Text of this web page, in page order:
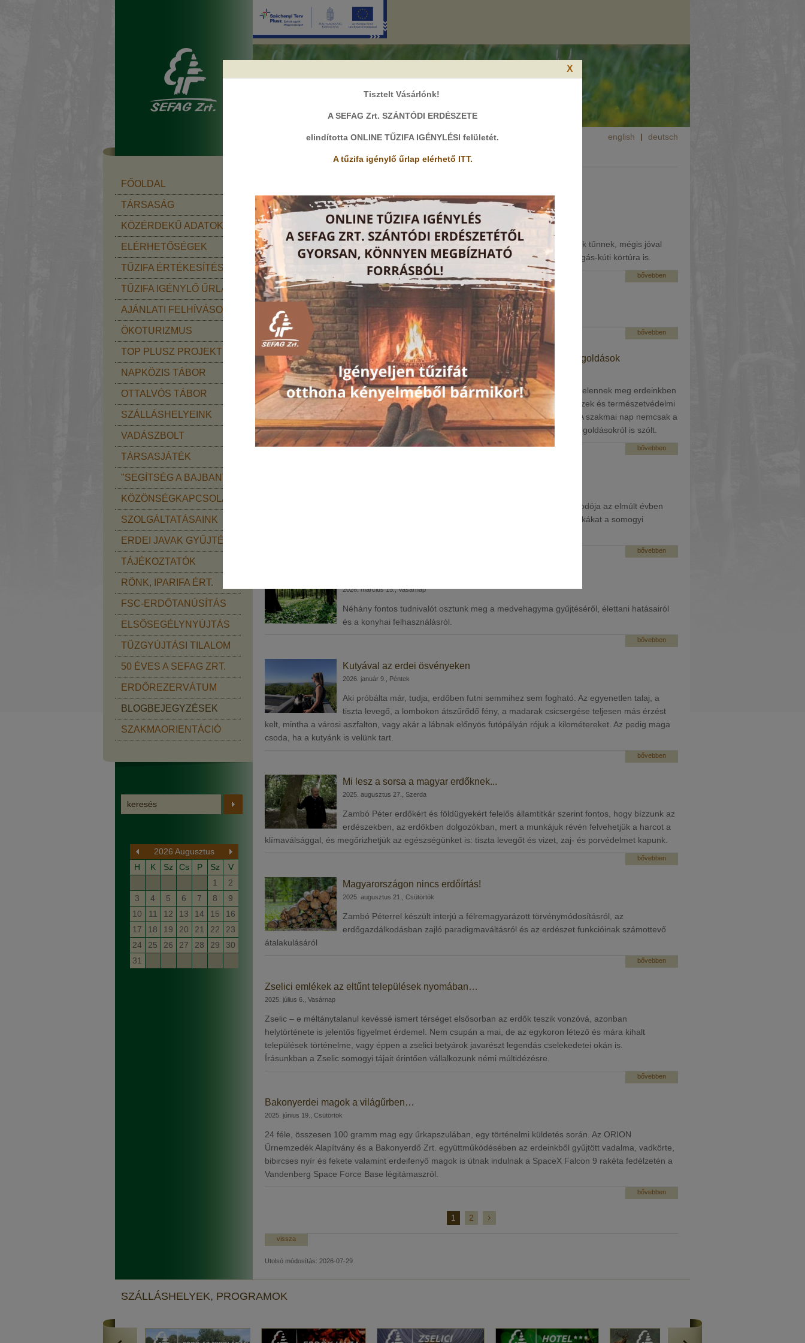
FŐOLDAL
TÁRSASÁG
KÖZÉRDEKŰ ADATOK
ELÉRHETŐSÉGEK
TŰZIFA ÉRTÉKESÍTÉS
TŰZIFA IGÉNYLŐ ŰRLAP
AJÁNLATI FELHÍVÁSOK
ÖKOTURIZMUS
TOP PLUSZ PROJEKT
NAPKÖZIS TÁBOR
OTTALVÓS TÁBOR
SZÁLLÁSHELYEINK
VADÁSZBOLT
TÁRSASJÁTÉK
"SEGÍTSÉG A BAJBAN"
KÖZÖNSÉGKAPCSOLAT
SZOLGÁLTATÁSAINK
ERDEI JAVAK GYŰJTÉSE
TÁJÉKOZTATÓK
RÖNK, IPARIFA ÉRT.
FSC-ERDŐTANÚSÍTÁS
ELSŐSEGÉLYNYÚJTÁS
TŰZGYÚJTÁSI TILALOM
50 ÉVES A SEFAG ZRT.
ERDŐREZERVÁTUM
BLOGBEJEGYZÉSEK
SZAKMAORIENTÁCIÓ
2026 Augusztus
H
K Sz Cs P Sz
V
1
2
3
4 5 6 7 8
9
10
11 12 13 14 15
16
17
18 19 20 21 22
23
24
25 26 27 28 29
30
31
english deutsch
BLOGBEJEGYZÉSEK
A Zselici erdő rejtett kincse – a Dugás-kúti körtúra nyomában
2026. július 29., Szerda
A Zselic erdeiben vannak helyek, amelyek első pillantásra egyszerű kirándulóhelynek tűnnek, mégis jóval
többet adnak egy kellemes sétánál. Ilyen a Zselici Csillagpark területén található Dugás-kúti körtúra is.
bővebben
Minden fa értékes!
2026. július 13., Hétfő
bővebben
ÚJKELETŰ ERDŐKÁROK TÖLGYES ERDEINKEBEN - a jelenség és megoldások
2026. június 19., Péntek
Az elmúlt évek aszályos időjárása és a klímaváltozás hatásai egyre markánsabban jelennek meg erdeinkben
is. A Külső-Somogy tölgyeseiben tapasztalható új erdőkárok kapcsán kutatók, erdészek és természetvédelmi
szakemberek közösen keresték a válaszokat a SEFAG Zrt. Szántódi Erdészeténél. A szakmai nap nemcsak a
problémák feltárásáról, hanem a jövő erdeinek alkalmazkodóképességét erősítő megoldásokról is szólt.
bővebben
A SEFAG Zrt., hazánk egyik meghatározó erdő- és vadgazdálkodója az elmúlt évben
közel 8 ezer hektárnyi erdőterületen végzett erdőművelési munkákat a somogyi
bővebben
2026. március 15., Vasárnap
Néhány fontos tudnivalót osztunk meg a medvehagyma gyűjtéséről, élettani hatásairól
és a konyhai felhasználásról.
bővebben
Kutyával az erdei ösvényeken
2026. január 9., Péntek
Aki próbálta már, tudja, erdőben futni semmihez sem fogható. Az egyenetlen talaj, a
tiszta levegő, a lombokon átszűrődő fény, a madarak csicsergése teljesen más érzést
kelt, mintha a városi aszfalton, vagy akár a lábnak előnyös futópályán rójuk a kilométereket. Az pedig maga
csoda, ha a kutyánk is velünk tart.
bővebben
Mi lesz a sorsa a magyar erdőknek...
2025. augusztus 27., Szerda
Zambó Péter erdőkért és földügyekért felelős államtitkár szerint fontos, hogy bízzunk az
erdészekben, az erdőkben dolgozókban, mert a munkájuk révén felvehetjük a harcot a
klímaválsággal, és megőrizhetjük az egészségünket is: tiszta levegőt és vizet, zaj- és porvédelmet kapunk.
bővebben
Magyarországon nincs erdőírtás!
2025. augusztus 21., Csütörtök
Zambó Péterrel készült interjú a félremagyarázott törvénymódosításról, az
erdőgazdálkodásban zajló paradigmaváltásról és az erdészet funkcióinak számottevő
átalakulásáról
bővebben
Zselici emlékek az eltűnt települések nyomában…
2025. július 6., Vasárnap
Zselic – e méltánytalanul kevéssé ismert térséget elsősorban az erdők teszik vonzóvá, azonban
helytörténete is jelentős figyelmet érdemel. Nem csupán a mai, de az egykoron létező és mára kihalt
települések történelme, vagy éppen a zselici betyárok javarészt legendás cselekedetei okán is.
Írásunkban a Zselic somogyi tájait érintően vállalkozunk némi múltidézésre.
bővebben
Bakonyerdei magok a világűrben…
2025. június 19., Csütörtök
24 féle, összesen 100 gramm mag egy űrkapszulában, egy történelmi küldetés során. Az ORION
Űrnemzedék Alapítvány és a Bakonyerdő Zrt. együttműködésében az erdeinkből gyűjtött vadalma, vadkörte,
bibircses nyír és fekete valamint erdeifenyő magok is útnak indulnak a SpaceX Falcon 9 rakéta fedélzetén a
Vandenberg Space Force Base légitámaszról.
bővebben
1 2
vissza
Utolsó módosítás: 2026-07-29
SZÁLLÁSHELYEK, PROGRAMOK
X
Tisztelt Vásárlónk!
A SEFAG Zrt. SZÁNTÓDI ERDÉSZETE
elindította ONLINE TŰZIFA IGÉNYLÉSI felületét.
A tűzifa igénylő űrlap elérhető ITT.